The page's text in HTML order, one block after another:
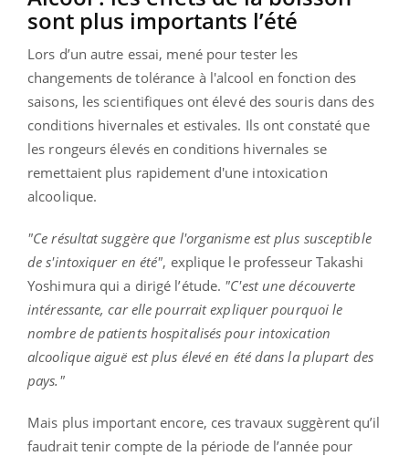
sont plus importants l’été
Lors d’un autre essai, mené pour tester les
changements de tolérance à l'alcool en fonction des
saisons, les scientifiques ont élevé des souris dans des
conditions hivernales et estivales. Ils ont constaté que
les rongeurs élevés en conditions hivernales se
remettaient plus rapidement d'une intoxication
alcoolique.
"Ce résultat suggère que l'organisme est plus susceptible
de s'intoxiquer en été", explique le professeur Takashi
Yoshimura qui a dirigé l’étude. "C'est une découverte
intéressante, car elle pourrait expliquer pourquoi le
nombre de patients hospitalisés pour intoxication
alcoolique aiguë est plus élevé en été dans la plupart des
pays."
Mais plus important encore, ces travaux suggèrent qu’il
faudrait tenir compte de la période de l’année pour